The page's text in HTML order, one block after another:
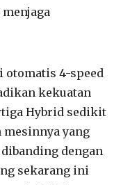
otomatis 4-speed
kekuatan
Hybrid sedikit
yang
dengan
sekarang ini